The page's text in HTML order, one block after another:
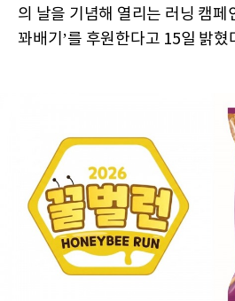
의 날을 기념해 열리는 러닝 캠페
꽈배기’를 후원한다고 15일 밝혔